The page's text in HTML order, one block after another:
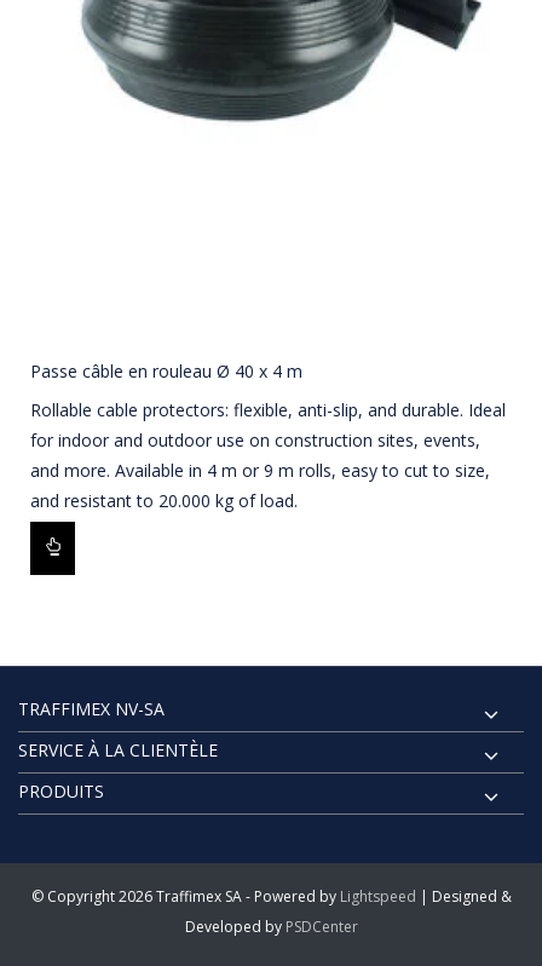
Passe câble en rouleau Ø 40 x 4 m
Rollable cable protectors: flexible, anti-slip, and durable. Ideal
for indoor and outdoor use on construction sites, events,
and more. Available in 4 m or 9 m rolls, easy to cut to size,
and resistant to 20.000 kg of load.
TRAFFIMEX NV-SA
SERVICE À LA CLIENTÈLE
PRODUITS
© Copyright 2026 Traffimex SA - Powered by Lightspeed | Designed &
Developed by PSDCenter